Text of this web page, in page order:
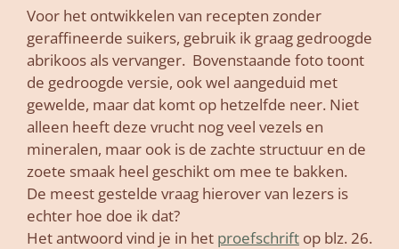
Voor het ontwikkelen van recepten zonder
geraffineerde suikers, gebruik ik graag gedroogde
abrikoos als vervanger. Bovenstaande foto toont
de gedroogde versie, ook wel aangeduid met
gewelde, maar dat komt op hetzelfde neer. Niet
alleen heeft deze vrucht nog veel vezels en
mineralen, maar ook is de zachte structuur en de
zoete smaak heel geschikt om mee te bakken.
De meest gestelde vraag hierover van lezers is
echter hoe doe ik dat?
Het antwoord vind je in het proefschrift op blz. 26.